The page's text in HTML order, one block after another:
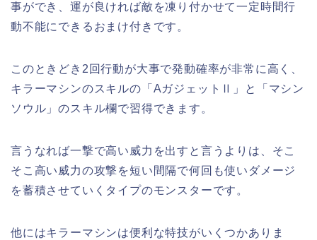
事ができ、運が良ければ敵を凍り付かせて一定時間行
動不能にできるおまけ付きです。
このときどき2回行動が大事で発動確率が非常に高く、
キラーマシンのスキルの「AガジェットⅡ」と「マシン
ソウル」のスキル欄で習得できます。
言うなれば一撃で高い威力を出すと言うよりは、そこ
そこ高い威力の攻撃を短い間隔で何回も使いダメージ
を蓄積させていくタイプのモンスターです。
他にはキラーマシンは便利な特技がいくつかありま